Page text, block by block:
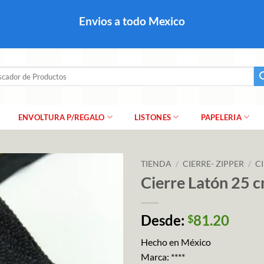
Envios a todo Mexico
ENVOLTURA P/REGALO LISTONES PAPELERIA
TIENDA / CIERRE- ZIPPER /
Cierre Latón 25
Desde: $81.20
Hecho en México
Marca: ****